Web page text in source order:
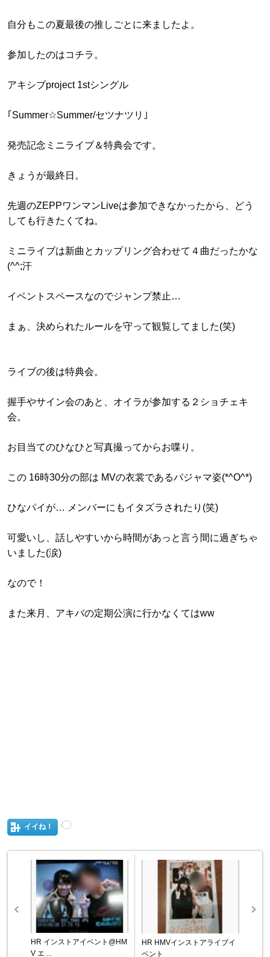
自分もこの夏最後の推しごとに来ましたよ。
参加したのはコチラ。
アキシブproject 1stシングル
｢Summer☆Summer/セツナツリ｣
発売記念ミニライブ＆特典会です。
きょうが最終日。
先週のZEPPワンマンLiveは参加できなかったから、どう
しても行きたくてね。
ミニライブは新曲とカップリング合わせて４曲だったかな
(^^;汗
イベントスペースなのでジャンプ禁止…
まぁ、決められたルールを守って観覧してました(笑)
ライブの後は特典会。
握手やサイン会のあと、オイラが参加する２ショチェキ
会。
お目当てのひなひと写真撮ってからお喋り。
この 16時30分の部は MVの衣裳であるパジャマ姿(*^O^*)
ひなパイが… メンバーにもイタズラされたり(笑)
可愛いし、話しやすいから時間があっと言う間に過ぎちゃ
いました(涙)
なので！
また来月、アキバの定期公演に行かなくてはww
イイね！
HR インストアイベント@HM
V エ ...
HR HMVインストアライブイ
ベント